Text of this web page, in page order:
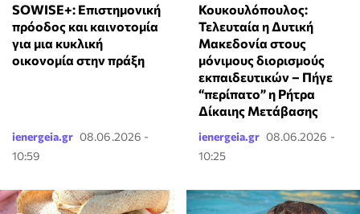
SOWISE+: Επιστημονική
πρόοδος και καινοτομία
για μια κυκλική
οικονομία στην πράξη
ienergeia.gr 08.06.2026 -
10:59
Κουκουλόπουλος:
Τελευταία η Δυτική
Μακεδονία στους
μόνιμους διορισμούς
εκπαιδευτικών – Πήγε
“περίπατο” η Ρήτρα
Δίκαιης Μετάβασης
ienergeia.gr 08.06.2026 -
10:25